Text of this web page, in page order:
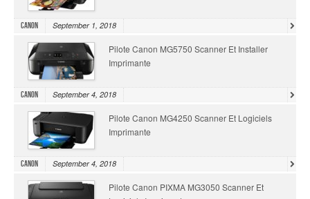
Canon September 1, 2018
Pilote Canon MG5750 Scanner Et Installer
Imprimante
Canon September 4, 2018
Pilote Canon MG4250 Scanner Et Logiciels
Imprimante
Canon September 4, 2018
Pilote Canon PIXMA MG3050 Scanner Et